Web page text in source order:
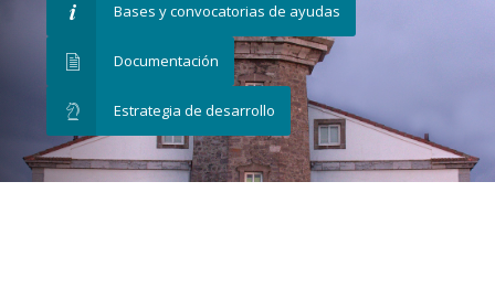
Bases y convocatorias de ayudas
Documentación
Estrategia de desarrollo